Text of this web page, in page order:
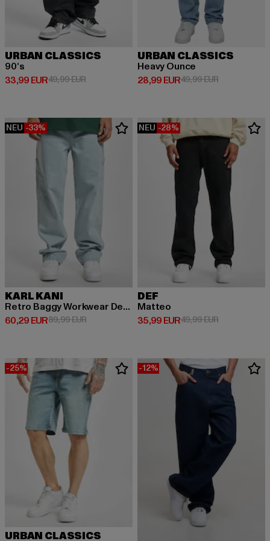
URBAN CLASSICS
90‘s
33,99 EUR
Derzeitiger Preis: 33,99 EUR
49,99 EURAktionspreis: 49,99 EUR
URBAN CLASSICS
Heavy Ounce
28,99 EUR
Derzeitiger Preis: 28,99 EUR
49,99 EURAktionspreis:
NEU -33%
KARL KANI
Retro Baggy Workwear Denim Loose Fit
60,29 EUR
Derzeitiger Preis: 60,29 EUR
89,99 EURAktionspreis: 89,99 EUR
NEU -28%
DEF
Matteo
35,99 EUR
Derzeitiger Preis: 35,99 EUR
49,99 EURAktionspreis:
-25%
URBAN CLASSICS
-12%